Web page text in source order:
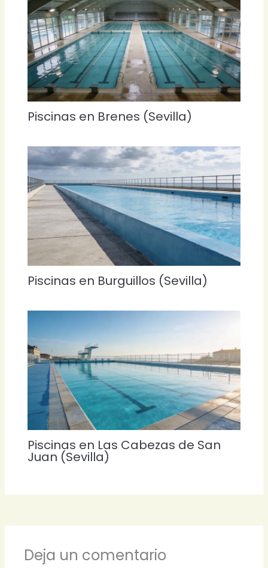
Piscinas en Brenes (Sevilla)
Piscinas en Burguillos (Sevilla)
Piscinas en Las Cabezas de San
Juan (Sevilla)
Deja un comentario